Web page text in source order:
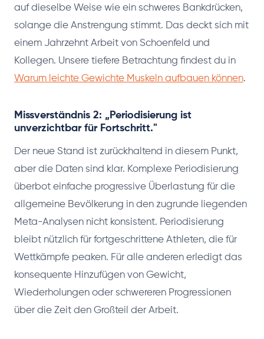
auf dieselbe Weise wie ein schweres Bankdrücken,
solange die Anstrengung stimmt. Das deckt sich mit
einem Jahrzehnt Arbeit von Schoenfeld und
Kollegen. Unsere tiefere Betrachtung findest du in
Warum leichte Gewichte Muskeln aufbauen können.
Missverständnis 2: „Periodisierung ist
unverzichtbar für Fortschritt."
Der neue Stand ist zurückhaltend in diesem Punkt,
aber die Daten sind klar. Komplexe Periodisierung
überbot einfache progressive Überlastung für die
allgemeine Bevölkerung in den zugrunde liegenden
Meta-Analysen nicht konsistent. Periodisierung
bleibt nützlich für fortgeschrittene Athleten, die für
Wettkämpfe peaken. Für alle anderen erledigt das
konsequente Hinzufügen von Gewicht,
Wiederholungen oder schwereren Progressionen
über die Zeit den Großteil der Arbeit.